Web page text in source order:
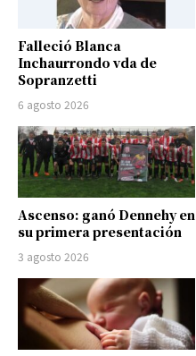
Falleció Blanca
Inchaurrondo vda de
Sopranzetti
6 agosto 2026
Ascenso: ganó Dennehy en
su primera presentación
3 agosto 2026